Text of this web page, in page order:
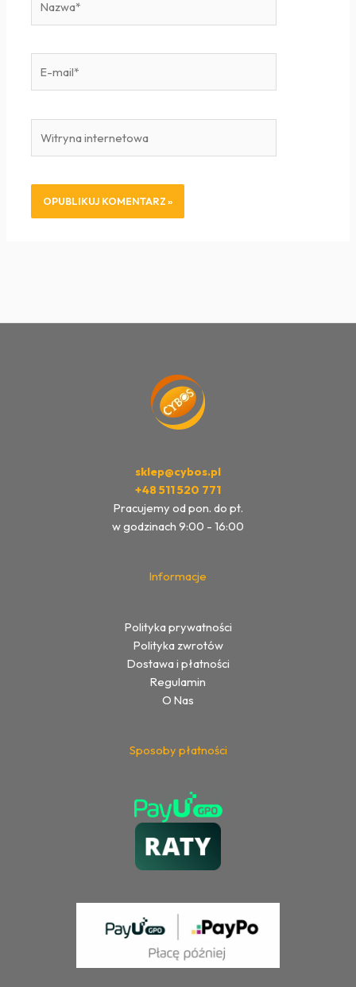
mail*
internetowa
sklep@cybos.pl
+48 511 520 771
Pracujemy od pon. do pt.
w godzinach 9:00 - 16:00
Informacje
Polityka prywatności
Polityka zwrotów
Dostawa i płatności
Regulamin
O Nas
Sposoby płatności